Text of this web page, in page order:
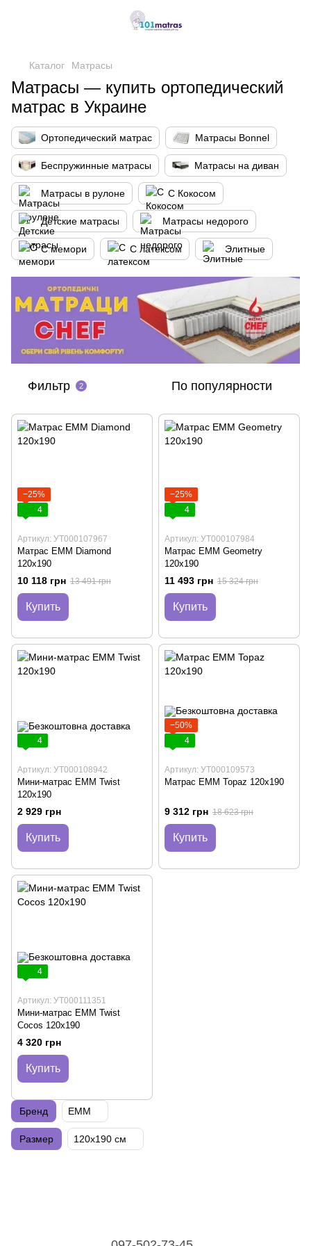
Каталог Матрасы
Матрасы — купить ортопедический
матрас в Украине
Ортопедический матрас Матрасы Bonnel
Беспружинные матрасы Матрасы на диван
Матрасы в рулоне С Кокосом
Детские матрасы Матрасы недорого
С мемори С латексом Элитные
Фильтр 2 По популярности
−25%
4
Артикул: УТ000107967
Матрас ЕММ Diamond
120х190
10 118 грн 13 491 грн
Купить
−25%
4
Артикул: УТ000107984
Матрас ЕММ Geometry
120х190
11 493 грн 15 324 грн
Купить
4
Артикул: УТ000108942
Мини-матрас EMM Twist
120х190
2 929 грн
Купить
−50%
4
Артикул: УТ000109573
Матрас ЕММ Topaz 120х190
9 312 грн 18 623 грн
Купить
4
Артикул: УТ000111351
Мини-матрас EMM Twist
Cocos 120х190
4 320 грн
Купить
Бренд EMM
Размер 120х190 см